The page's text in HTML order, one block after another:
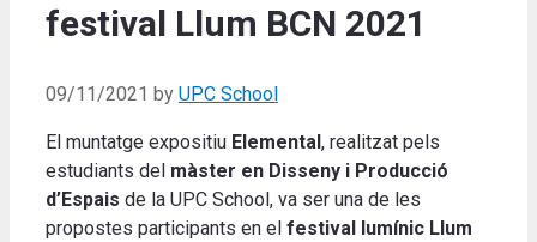
festival Llum BCN 2021
09/11/2021 by UPC School
El muntatge expositiu Elemental , realitzat pels
estudiants del màster en Disseny i Producció
d’Espais de la UPC School, va ser una de les
propostes participants en el festival lumínic Llum